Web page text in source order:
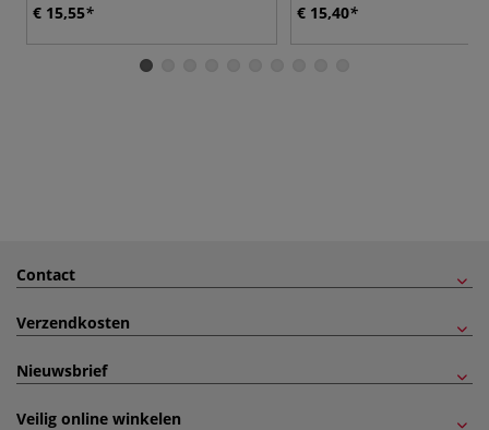
€ 15,55 € 15,40
Contact
Verzendkosten
Nieuwsbrief
Veilig online winkelen